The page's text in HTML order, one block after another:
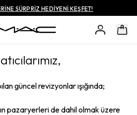
SÜRPRİZ HEDİYENİ KEŞFET!
güncel revizyonlar ışığında;
pazaryerleri de dahil olmak üzere